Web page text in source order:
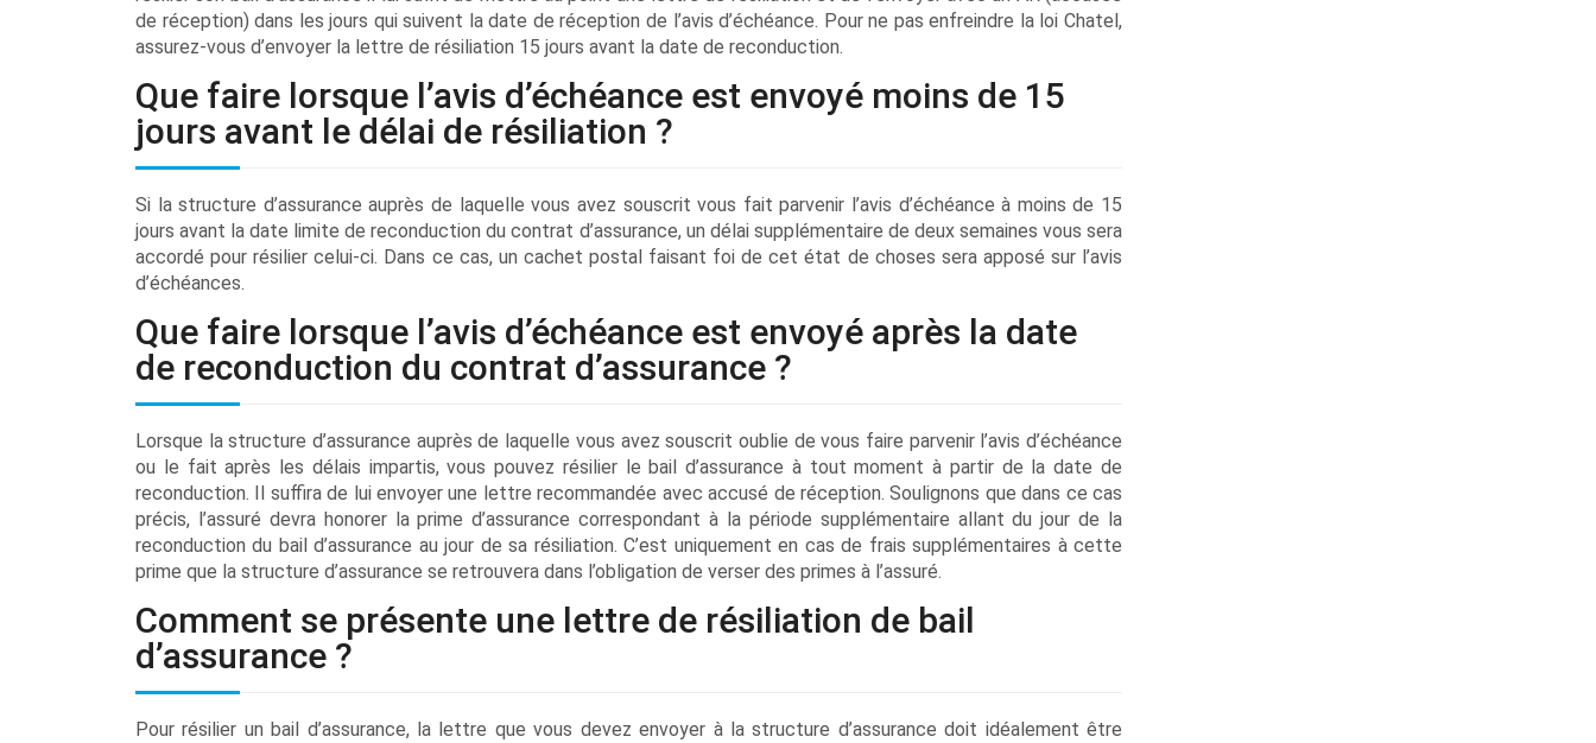
de réception) dans les jours qui suivent la date de réception de l’avis d’échéance. Pour ne pas enfreindre la loi Chatel,
assurez-vous d’envoyer la lettre de résiliation 15 jours avant la date de reconduction.
Que faire lorsque l’avis d’échéance est envoyé moins de 15
jours avant le délai de résiliation ?
Si la structure d’assurance auprès de laquelle vous avez souscrit vous fait parvenir l’avis d’échéance à moins de 15
jours avant la date limite de reconduction du contrat d’assurance, un délai supplémentaire de deux semaines vous sera
accordé pour résilier celui-ci. Dans ce cas, un cachet postal faisant foi de cet état de choses sera apposé sur l’avis
d’échéances.
Que faire lorsque l’avis d’échéance est envoyé après la date
de reconduction du contrat d’assurance ?
Lorsque la structure d’assurance auprès de laquelle vous avez souscrit oublie de vous faire parvenir l’avis d’échéance
ou le fait après les délais impartis, vous pouvez résilier le bail d’assurance à tout moment à partir de la date de
reconduction. Il suffira de lui envoyer une lettre recommandée avec accusé de réception. Soulignons que dans ce cas
précis, l’assuré devra honorer la prime d’assurance correspondant à la période supplémentaire allant du jour de la
reconduction du bail d’assurance au jour de sa résiliation. C’est uniquement en cas de frais supplémentaires à cette
prime que la structure d’assurance se retrouvera dans l’obligation de verser des primes à l’assuré.
Comment se présente une lettre de résiliation de bail
d’assurance ?
Pour résilier un bail d’assurance, la lettre que vous devez envoyer à la structure d’assurance doit idéalement être